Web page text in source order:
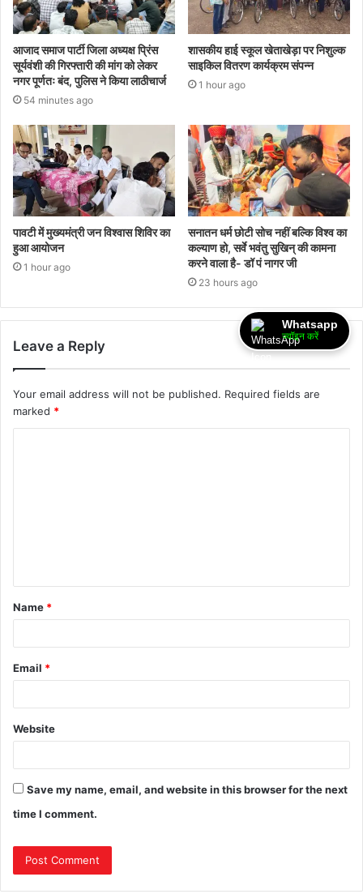
आजाद समाज पार्टी जिला अध्यक्ष प्रिंस
सूर्यवंशी की गिरफ्तारी की मांग को लेकर
नगर पूर्णतः बंद, पुलिस ने किया लाठीचार्ज
54 minutes ago
शासकीय हाई स्कूल खेताखेड़ा पर निशुल्क
साइकिल वितरण कार्यक्रम संपन्न
1 hour ago
पावटी में मुख्यमंत्री जन विश्वास शिविर का
हुआ आयोजन
1 hour ago
सनातन धर्म छोटी सोच नहीं बल्कि विश्व का
कल्याण हो, सर्वे भवंतु सुखिन् की कामना
करने वाला है- डॉ पं नागर जी
23 hours ago
Leave a Reply
Your email address will not be published. Required fields are
marked *
Name *
Email *
Website
Save my name, email, and website in this browser for the next
time I comment.
Whatsapp
ज्वॉइन करें